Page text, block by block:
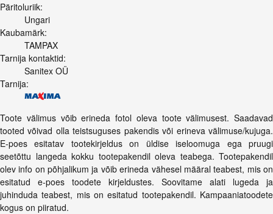
Päritoluriik:
Ungari
Kaubamärk:
TAMPAX
Tarnija kontaktid:
Sanitex OÜ
Tarnija:
Toote välimus võib erineda fotol oleva toote välimusest. Saadavad
tooted võivad olla teistsuguses pakendis või erineva välimuse/kujuga.
E-poes esitatav tootekirjeldus on üldise iseloomuga ega pruugi
seetõttu langeda kokku tootepakendil oleva teabega. Tootepakendil
olev info on põhjalikum ja võib erineda vähesel määral teabest, mis on
esitatud e-poes toodete kirjeldustes. Soovitame alati lugeda ja
juhinduda teabest, mis on esitatud tootepakendil. Kampaaniatoodete
kogus on piiratud.